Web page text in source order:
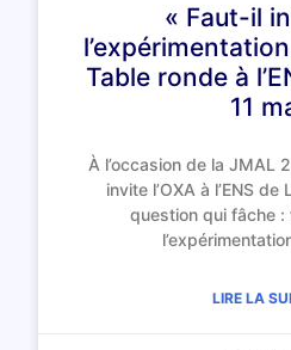
« Faut-il
Table ronde à
11
À l’occasion de la JMAL
invite l’OXA à l’ENS
question qui fâche
LIRE LA